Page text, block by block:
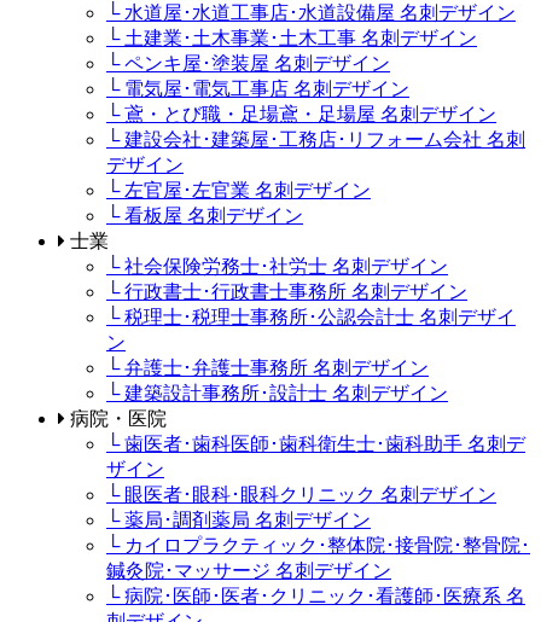
└ 水道屋･水道工事店･水道設備屋 名刺デザイン
└ 土建業･土木事業･土木工事 名刺デザイン
└ ペンキ屋･塗装屋 名刺デザイン
└ 電気屋･電気工事店 名刺デザイン
└ 鳶・とび職・足場鳶・足場屋 名刺デザイン
└ 建設会社･建築屋･工務店･リフォーム会社 名刺
デザイン
└ 左官屋･左官業 名刺デザイン
└ 看板屋 名刺デザイン
士業
└ 社会保険労務士･社労士 名刺デザイン
└ 行政書士･行政書士事務所 名刺デザイン
└ 税理士･税理士事務所･公認会計士 名刺デザイ
ン
└ 弁護士･弁護士事務所 名刺デザイン
└ 建築設計事務所･設計士 名刺デザイン
病院・医院
└ 歯医者･歯科医師･歯科衛生士･歯科助手 名刺デ
ザイン
└ 眼医者･眼科･眼科クリニック 名刺デザイン
└ 薬局･調剤薬局 名刺デザイン
└ カイロプラクティック･整体院･接骨院･整骨院･
鍼灸院･マッサージ 名刺デザイン
└ 病院･医師･医者･クリニック･看護師･医療系 名